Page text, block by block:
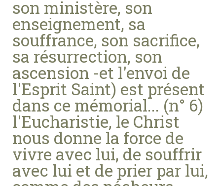
son ministère, son
enseignement, sa
souffrance, son sacrifice,
sa résurrection, son
ascension -et l'envoi de
l'Esprit Saint) est présent
dans ce mémorial... (n° 6)
l'Eucharistie, le Christ
nous donne la force de
vivre avec lui, de souffrir
avec lui et de prier par lui,